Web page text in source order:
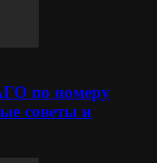
по номеру
советы и